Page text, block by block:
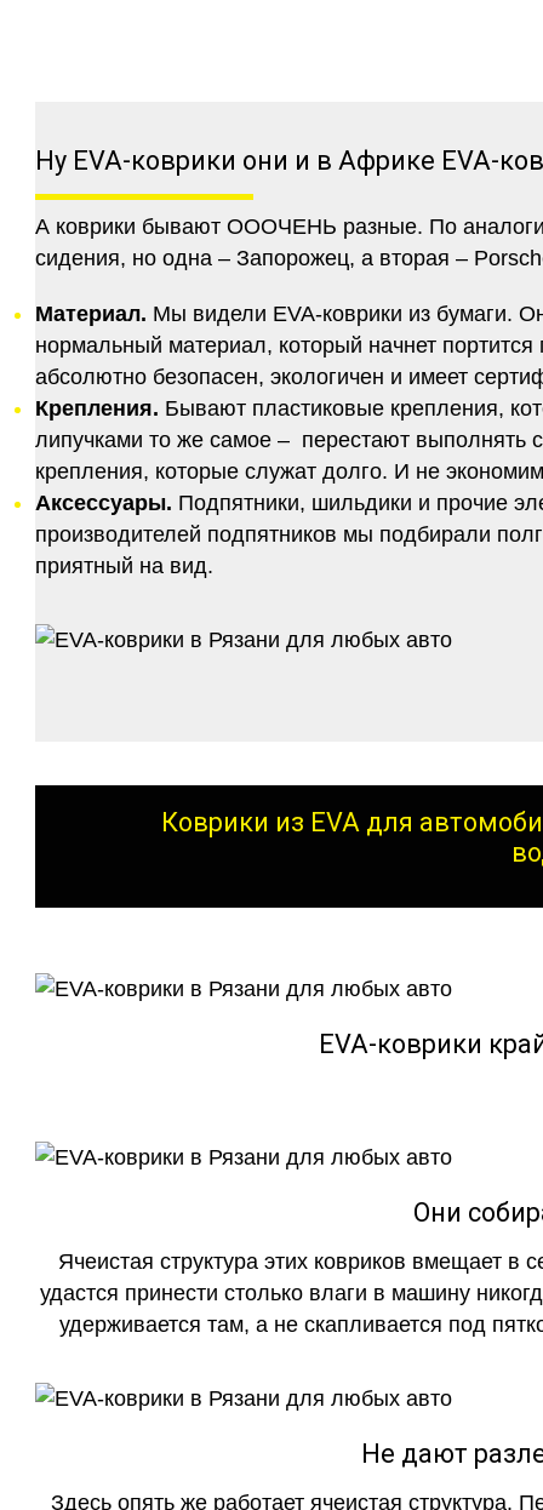
Ну EVA-коврики они и в Африке EVA-
А коврики бывают ОООЧЕНЬ разные. По
сидения, но одна – Запорожец, а вторая –
Материал. Мы видели EVA-коврики из бумаги.
нормальный материал, который начнет
абсолютно безопасен, экологичен и имеет
Крепления. Бывают пластиковые крепления,
липучками то же самое – перестают
крепления, которые служат долго. И не
Аксессуары. Подпятники, шильдики и прочие
производителей подпятников мы подбирали
приятный на вид.
Коврики из EVA для
EVA-коврики
Они
Ячеистая структура этих ковриков вмещает в
удастся принести столько влаги в машину
удерживается там, а не скапливается под
Не дают
Здесь опять же работает ячеистая структура.